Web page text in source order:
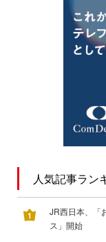
人気記事ラン
JR西日本、「
ス」開始